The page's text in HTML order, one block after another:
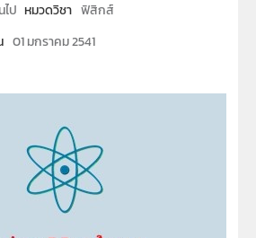
ป หมวดวิชา ฟิสิกส์
01 มกราคม 2541